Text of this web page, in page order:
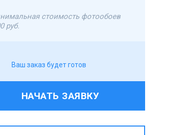
стоимость фотообоев
руб.
Ваш заказ будет готов
НАЧАТЬ ЗАЯВКУ